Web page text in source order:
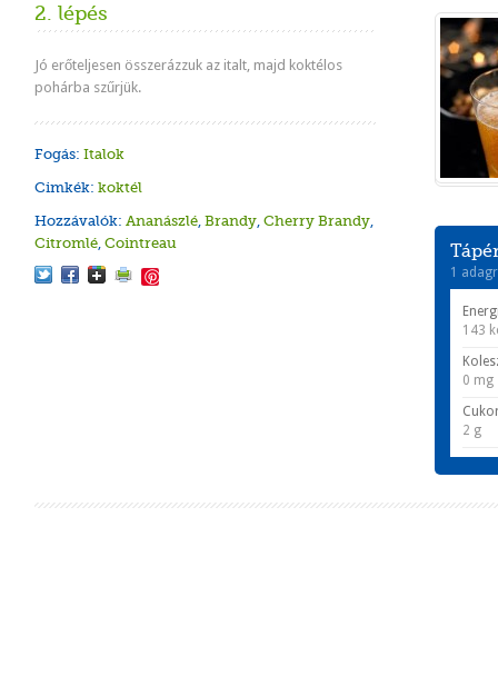
2. lépés
Jó erőteljesen összerázzuk az italt, majd koktélos
pohárba szűrjük.
Fogás: Italok
Cimkék: koktél
Hozzávalók: Ananászlé, Brandy, Cherry Brandy,
Citromlé, Cointreau
1
143
0 mg
2 g